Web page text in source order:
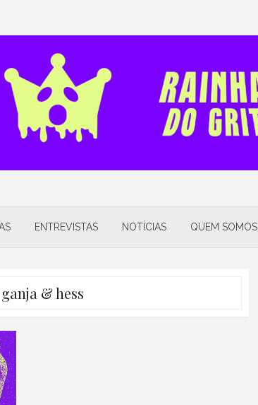
ENTREVISTAS NOTÍCIAS QUEM SOMOS
ganja & hess